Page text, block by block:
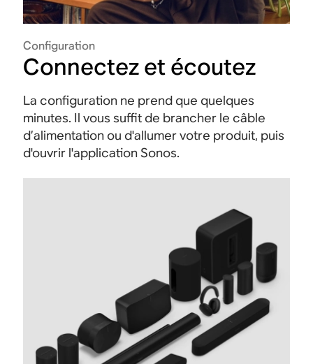
Configuration
Connectez et écoutez
La configuration ne prend que quelques
minutes. Il vous suffit de brancher le câble
d’alimentation ou d'allumer votre produit, puis
d'ouvrir l'application Sonos.